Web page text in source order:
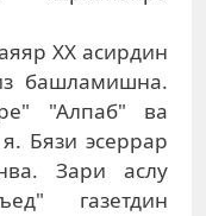
XX асирдин
башламишна.
"Алпаб" ва
Бязи эсеррар
Зари аслу
газетдин